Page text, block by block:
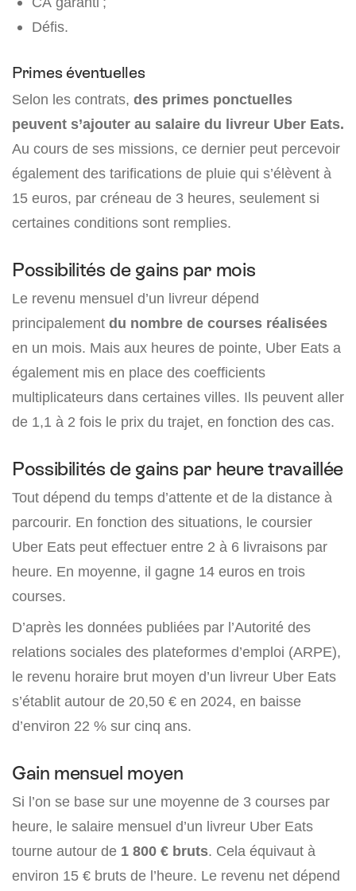
Défis.
Primes éventuelles
Selon les contrats, des primes ponctuelles
peuvent s’ajouter au salaire du livreur Uber Eats.
Au cours de ses missions, ce dernier peut percevoir
également des tarifications de pluie qui s’élèvent à
15 euros, par créneau de 3 heures, seulement si
certaines conditions sont remplies.
Possibilités de gains par mois
Le revenu mensuel d’un livreur dépend
principalement du nombre de courses réalisées
en un mois. Mais aux heures de pointe, Uber Eats a
également mis en place des coefficients
multiplicateurs dans certaines villes. Ils peuvent aller
de 1,1 à 2 fois le prix du trajet, en fonction des cas.
Possibilités de gains par heure travaillée
Tout dépend du temps d’attente et de la distance à
parcourir. En fonction des situations, le coursier
Uber Eats peut effectuer entre 2 à 6 livraisons par
heure. En moyenne, il gagne 14 euros en trois
courses.
D’après les données publiées par l’Autorité des
relations sociales des plateformes d’emploi (ARPE),
le revenu horaire brut moyen d’un livreur Uber Eats
s’établit autour de 20,50 € en 2024, en baisse
d’environ 22 % sur cinq ans.
Gain mensuel moyen
Si l’on se base sur une moyenne de 3 courses par
heure, le salaire mensuel d’un livreur Uber Eats
tourne autour de 1 800 € bruts. Cela équivaut à
environ 15 € bruts de l’heure. Le revenu net dépend